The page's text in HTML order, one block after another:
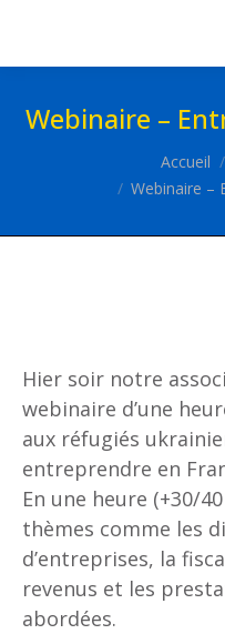
Webinaire –
Accueil
Webinaire –
Hier soir notre
webinaire d’une
aux réfugiés
entreprendre en
En une heure (+30/
thèmes comme les
d’entreprises, la
revenus et les
abordées.